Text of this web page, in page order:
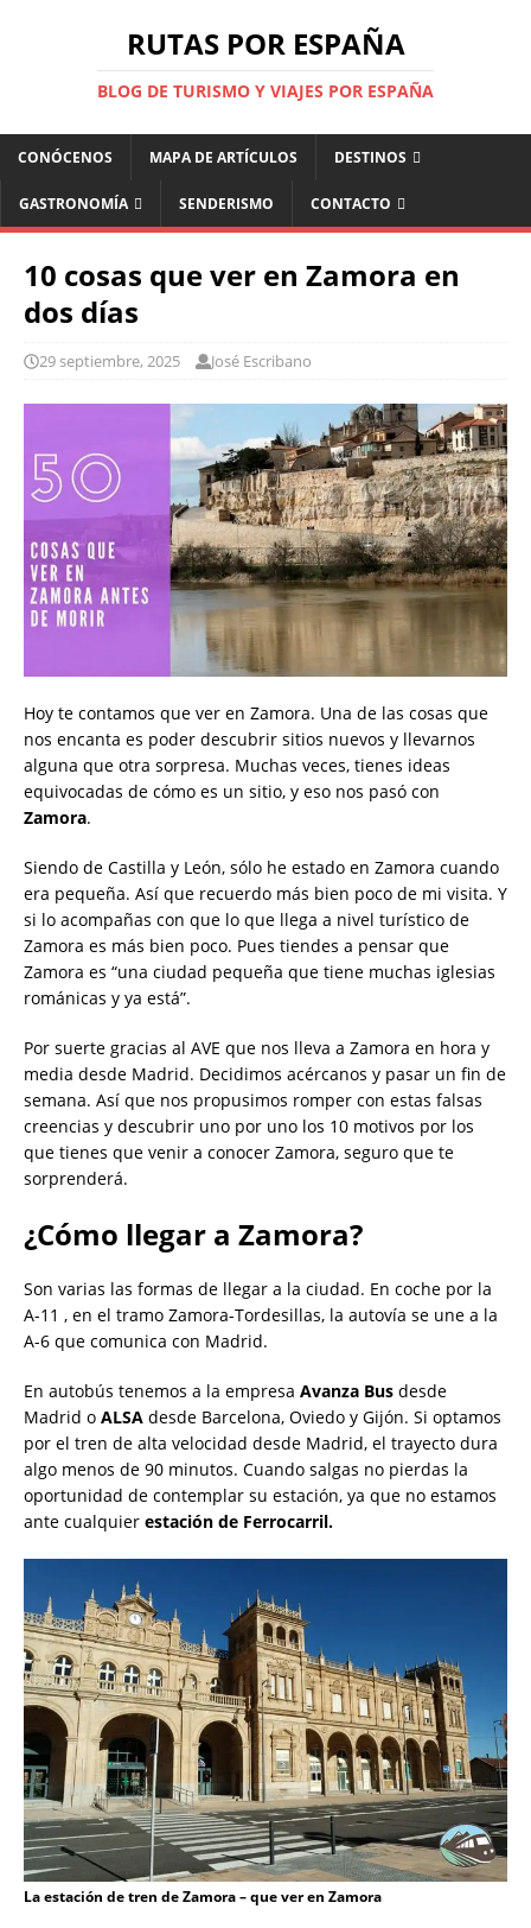
RUTAS POR ESPAÑA
BLOG DE TURISMO Y VIAJES POR ESPAÑA
CONÓCENOS MAPA DE ARTÍCULOS DESTINOS
GASTRONOMÍA SENDERISMO CONTACTO
10 cosas que ver en Zamora en
dos días
29 septiembre, 2025 José Escribano
Hoy te contamos que ver en Zamora. Una de las cosas que
nos encanta es poder descubrir sitios nuevos y llevarnos
alguna que otra sorpresa. Muchas veces, tienes ideas
equivocadas de cómo es un sitio, y eso nos pasó con
Zamora.
Siendo de Castilla y León, sólo he estado en Zamora cuando
era pequeña. Así que recuerdo más bien poco de mi visita. Y
si lo acompañas con que lo que llega a nivel turístico de
Zamora es más bien poco. Pues tiendes a pensar que
Zamora es “una ciudad pequeña que tiene muchas iglesias
románicas y ya está”.
Por suerte gracias al AVE que nos lleva a Zamora en hora y
media desde Madrid. Decidimos acércanos y pasar un fin de
semana. Así que nos propusimos romper con estas falsas
creencias y descubrir uno por uno los 10 motivos por los
que tienes que venir a conocer Zamora, seguro que te
sorprenderá.
¿Cómo llegar a Zamora?
Son varias las formas de llegar a la ciudad. En coche por la
A-11 , en el tramo Zamora-Tordesillas, la autovía se une a la
A-6 que comunica con Madrid.
En autobús tenemos a la empresa Avanza Bus desde
Madrid o ALSA desde Barcelona, Oviedo y Gijón. Si optamos
por el tren de alta velocidad desde Madrid, el trayecto dura
algo menos de 90 minutos. Cuando salgas no pierdas la
oportunidad de contemplar su estación, ya que no estamos
ante cualquier estación de Ferrocarril.
La estación de tren de Zamora – que ver en Zamora